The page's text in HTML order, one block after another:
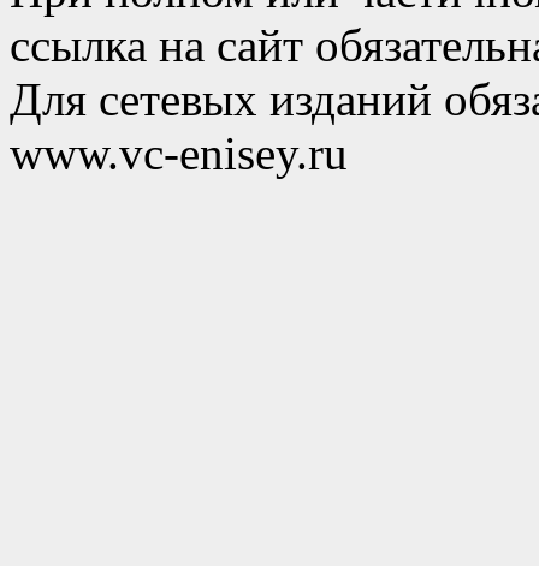
ссылка на сайт
Для сетевых изданий
www.vc-enisey.ru